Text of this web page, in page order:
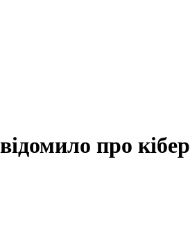
про